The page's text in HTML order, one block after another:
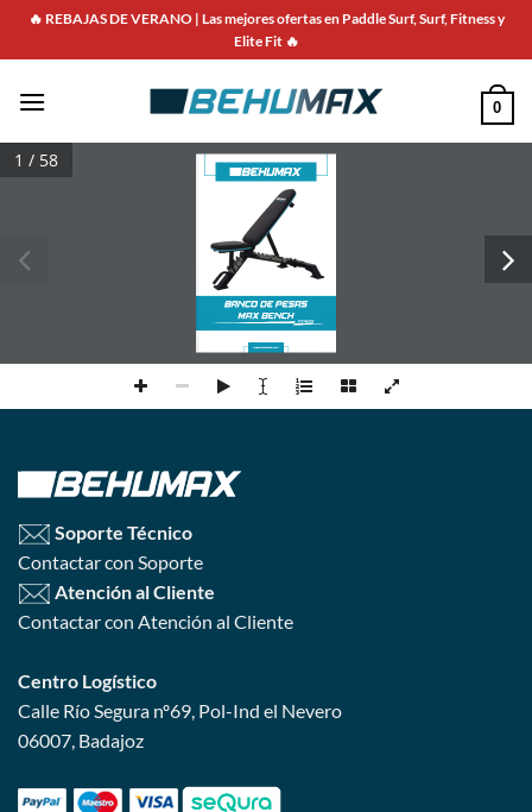
Saltar🔥 REBAJAS DE VERANO | Las mejores ofertas en Paddle Surf, Surf, Fitness y
Elite Fit 🔥
0
1 / 58
Soporte Técnico
Contactar con Soporte
Atención al Cliente
Contactar con Atención al Cliente
Centro Logístico
Calle Río Segura nº69, Pol-Ind el Nevero
06007, Badajoz